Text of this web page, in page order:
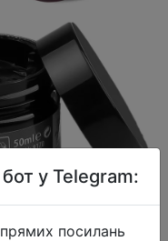
у Telegram:
посилань